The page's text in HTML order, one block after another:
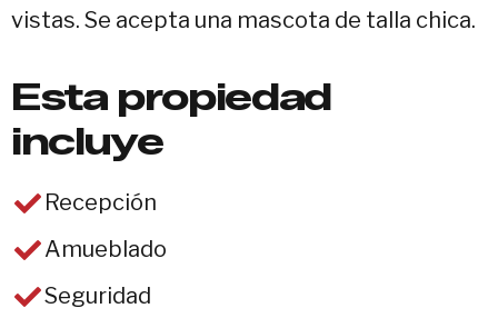
vistas. Se acepta una mascota de talla chica.
Esta propiedad
incluye
Recepción
Amueblado
Seguridad